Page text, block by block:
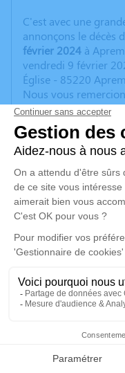
Faire-part
C'est avec une
annonçons le décès
février 2024 à
vendredi 9 février
Église - 85220
Nous vous
Un service de
disponible ici .
Cérémonie
vendredi 09
Église
Déroulé des